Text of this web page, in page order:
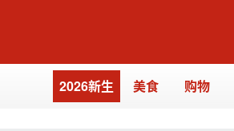
2026新生 美食 购物